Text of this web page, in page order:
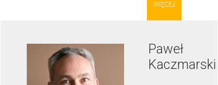
WIĘCEJ
Paweł
Kaczmarski